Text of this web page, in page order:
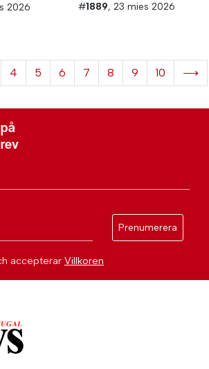
2026 #1889, 23 mies 2026
4 5 6 7 8 9 10 ⟶
Prenumerera
accepterar Villkoren